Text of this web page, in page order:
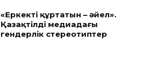
«Еркекті құртатын – әйел».
Қазақтілді медиадағы
гендерлік стереотиптер